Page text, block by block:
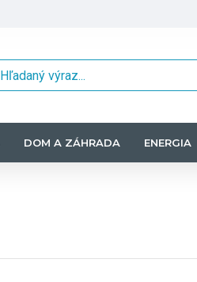
DOM A ZÁHRADA ENERGIA